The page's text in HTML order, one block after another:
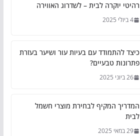
רהיטי יוקרה לבית – לשדרוג האווירה
4 ביולי 2025
כיצד להתמודד עם בעיות עור ושיער בעזרת
פתרונות טבעיים?
26 ביוני 2025
המדריך המקיף לבחירת מוצרי חשמל
לבית
29 במאי 2025